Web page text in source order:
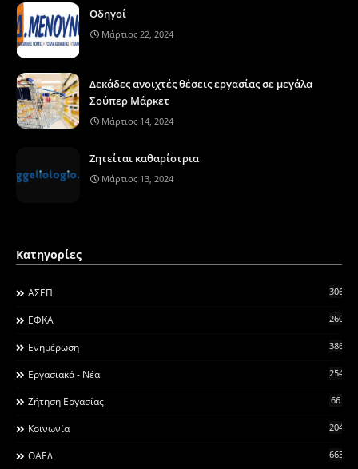
Οδηγοί
Μάρτιος 22, 2024
Δεκάδες ανοιχτές θέσεις εργασίας σε μεγάλα
Σούπερ Μάρκετ
Μάρτιος 14, 2024
Ζητείται καθαρίστρια
Μάρτιος 13, 2024
Κατηγορίες
ΑΣΕΠ 306
ΕΦΚΑ 260
Ενημέρωση 3868
Εργασιακά - Νέα 2546
Ζήτηση Εργασίας 66
Κοινωνία 2044
ΟΑΕΔ 663